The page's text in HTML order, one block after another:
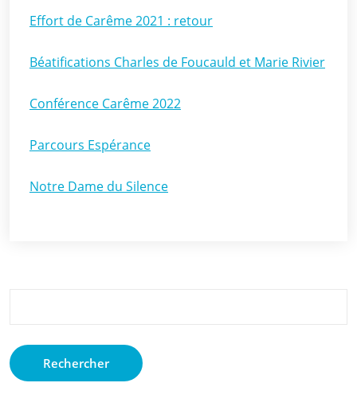
Effort de Carême 2021 : retour
Béatifications Charles de Foucauld et Marie Rivier
Conférence Carême 2022
Parcours Espérance
Notre Dame du Silence